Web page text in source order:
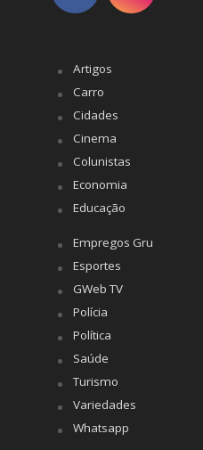
Artigos
Carro
Cidades
Cinema
Colunistas
Economia
Educação
Empregos Gru
Esportes
GWeb TV
Polícia
Política
Saúde
Turismo
Variedades
Whatsapp